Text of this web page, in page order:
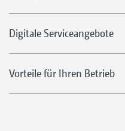
Digitale Serviceangebote
Vorteile für Ihren Betrieb